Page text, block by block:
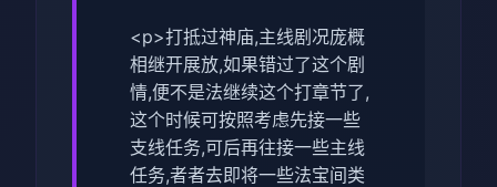
<p>打抵过神庙,主线剧况庞概
相继开展放,如果错过了这个剧
情,便不是法继续这个打章节了,
这个时候可按照考虑先接一些
支线任务,可后再往接一些主线
任务,者者去即将一些法宝间类